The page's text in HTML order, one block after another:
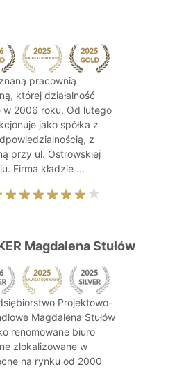
pracownią
której działalność
w 2006 roku. Od lutego
jako spółka z
z
przy ul. Ostrowskiej
Firma kładzie ...
Magdalena Stułów
Projektowo-
Magdalena Stułów
renomowane biuro
zlokalizowane w
na rynku od 2000